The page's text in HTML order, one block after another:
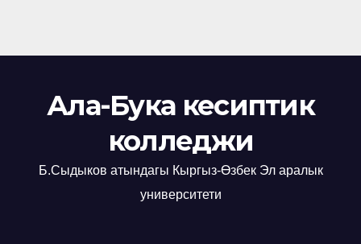
Ала-Бука кесиптик
колледжи
Б.Сыдыков атындагы Кыргыз-Өзбек Эл аралык
университети